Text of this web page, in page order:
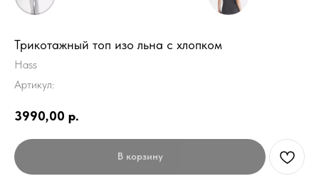
Трикотажный топ изо льна с хлопком
Hass
Артикул:
3990,00 р.
В корзину